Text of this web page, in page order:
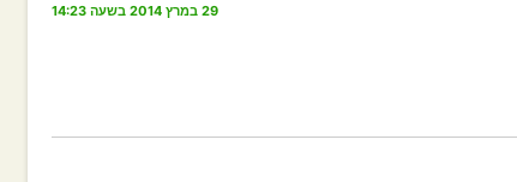
29 במרץ 2014 בשעה 14:23